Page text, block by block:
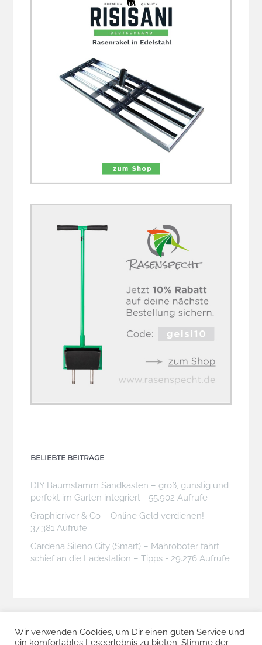
BELIEBTE BEITRÄGE
DIY Baumstamm Sandkasten – groß, günstig und
perfekt im Garten integriert - 55.902 Aufrufe
Graphicriver & Co – Online Geld verdienen! -
37.381 Aufrufe
Gardena Sileno City (Smart) – Mähroboter fährt
schief an die Ladestation – Tipps - 29.276 Aufrufe
Wir verwenden Cookies, um Dir einen guten Service und
ein komfortables Leseerlebnis zu bieten. Stimme der